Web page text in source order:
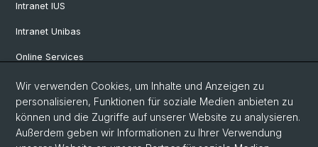
Intranet IUS
Intranet Unibas
Online Services
Social Media
Instagram
Wir verwenden Cookies, um Inhalte und Anzeigen zu
personalisieren, Funktionen für soziale Medien anbieten zu
können und die Zugriffe auf unserer Website zu analysieren.
Außerdem geben wir Informationen zu Ihrer Verwendung